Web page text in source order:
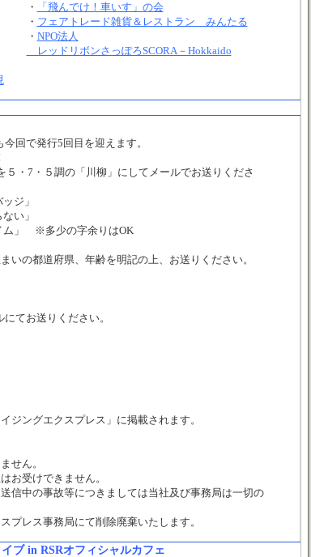
・
「飛んでけ！車いす」の会
・ フェアトレード雑貨＆レストラン みんたる
・ NPO法人
レッドリボンさっぽろSCORA－Hokkaido
回で発行5回目を迎えます。
・7・５調の「川柳」にしてメールでお送りくださ
ジ」
い」
ム」 ※多少の字余りはOK
の都道府県、年齢を明記の上、お送りください。
てお送りください。
ジングエクスプレス」に掲載されます。
せん。
お受けできません。
信中の事故等につきましては当社及び事務局は一切の
プレス事務局にて削除廃棄いたします。
ブ in RSRオフィシャルカフェ